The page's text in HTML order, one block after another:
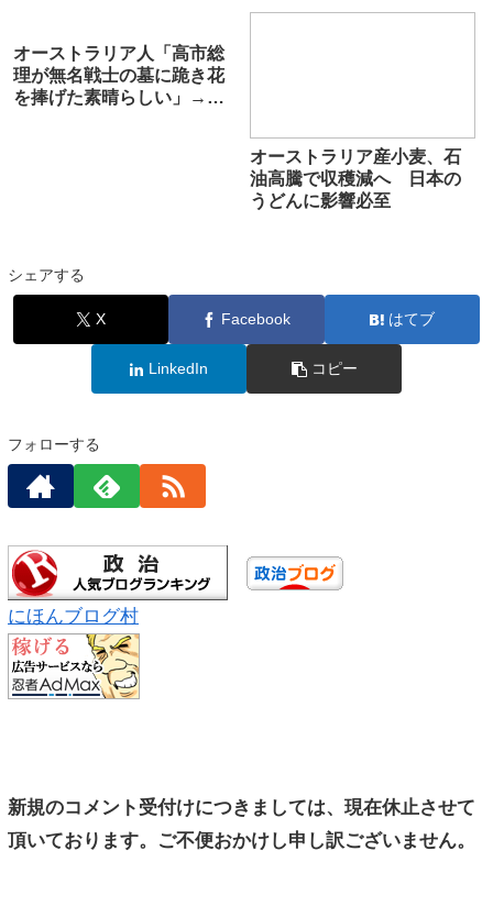
オーストラリア人「高市総
理が無名戦士の墓に跪き花
を捧げた素晴らしい」→中
オーストラリア産小麦、石
油高騰で収穫減へ 日本の
うどんに影響必至
シェアする
X Facebook はてブ
LinkedIn コピー
フォローする
にほんブログ村
新規のコメント受付けにつきましては、現在休止させて
頂いております。ご不便おかけし申し訳ございません。